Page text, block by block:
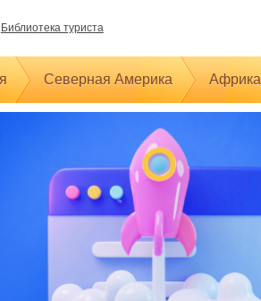
Библиотека туриста
Северная Америка Африка